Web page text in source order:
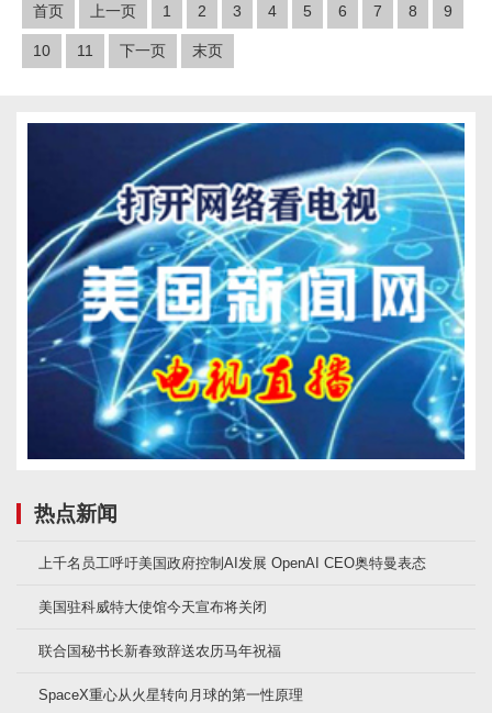
首页 上一页 1 2 3 4 5 6 7 8 9
10 11 下一页 末页
热点新闻
上千名员工呼吁美国政府控制AI发展 OpenAI CEO奥特曼表态
美国驻科威特大使馆今天宣布将关闭
联合国秘书长新春致辞送农历马年祝福
SpaceX重心从火星转向月球的第一性原理